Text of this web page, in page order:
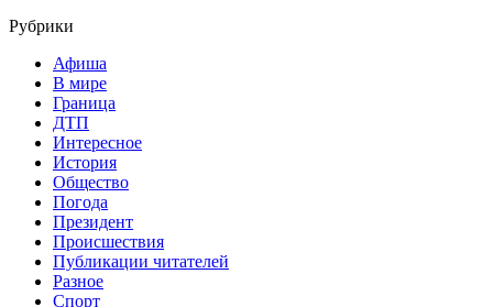
Рубрики
Афиша
В мире
Граница
ДТП
Интересное
История
Общество
Погода
Президент
Происшествия
Публикации читателей
Разное
Спорт